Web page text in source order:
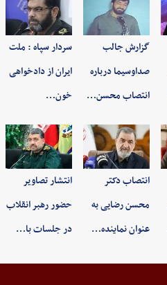
گزارش جالب
صداوسیما درباره
انتصاب محسن…
سردار سپاه : ملت
ایران از دادخواهی
خون…
انتصاب دکتر
محسن رضایی به
عنوان نماینده…
انتشار تصاویر
حضور رهبر انقلاب
در جلسات با…